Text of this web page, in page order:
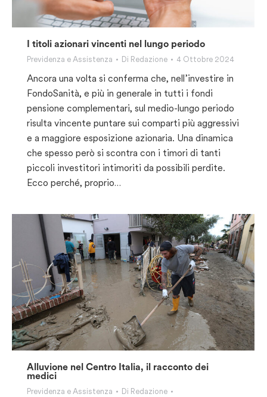
I titoli azionari vincenti nel lungo periodo
Previdenza e Assistenza Di Redazione 4 Ottobre 2024
Ancora una volta si conferma che, nell’investire in
FondoSanità, e più in generale in tutti i fondi
pensione complementari, sul medio-lungo periodo
risulta vincente puntare sui comparti più aggressivi
e a maggiore esposizione azionaria. Una dinamica
che spesso però si scontra con i timori di tanti
piccoli investitori intimoriti da possibili perdite.
Ecco perché, proprio…
Alluvione nel Centro Italia, il racconto dei
medici
Previdenza e Assistenza Di Redazione